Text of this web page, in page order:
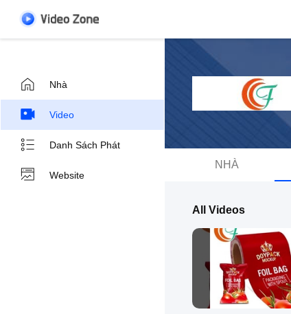
Nhà
Video
Danh Sách Phát
Website
NHÀ
All Videos